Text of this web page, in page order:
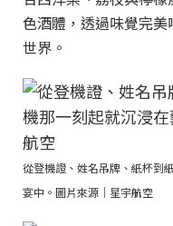
色酒體，透過味覺完
世界。
從登機證、姓名吊牌、紙杯到
宴中。圖片來源｜星宇航空